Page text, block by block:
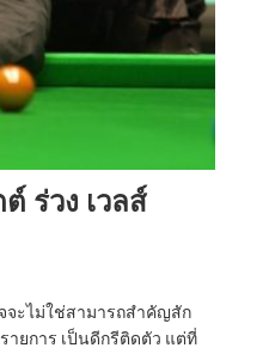
ร่วง เวลส์
จะไม่ใช่สามารถสำคัญสัก
ายการ เป็นดีกรีติดตัว แต่ที่